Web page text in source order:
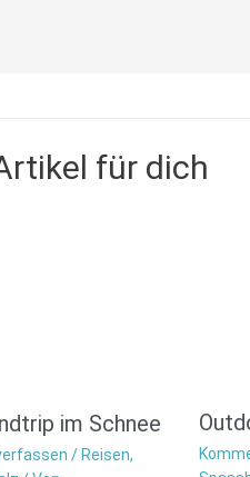
für dich
im Schnee
/ Reisen,